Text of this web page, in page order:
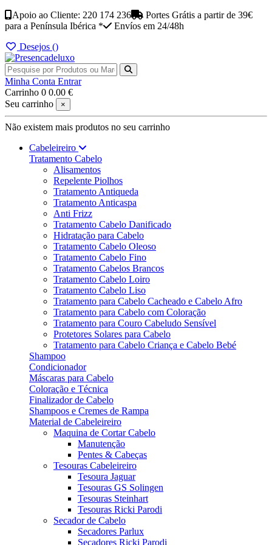
Apoio ao Cliente: 220 174 236
Portes Grátis a partir de 39€
para a Península Ibérica *
Envíos em 24/48h
Desejos ()
Minha Conta Entrar
Carrinho 0 0.00 €
Seu carrinho
×
Não existem mais produtos no seu carrinho
Cabeleireiro
Tratamento Cabelo
Alisamentos
Repelente Piolhos
Tratamento Antiqueda
Tratamento Anticaspa
Anti Frizz
Tratamento Cabelo Danificado
Hidratação para Cabelo
Tratamento Cabelo Oleoso
Tratamento Cabelo Fino
Tratamento Cabelos Brancos
Tratamento Cabelo Loiro
Tratamento Cabelo Liso
Tratamento para Cabelo Cacheado e Cabelo Afro
Tratamento para Cabelo com Coloração
Tratamento para Couro Cabeludo Sensível
Protetores Solares para Cabelo
Tratamento para Cabelo Criança e Cabelo Bebé
Shampoo
Condicionador
Máscaras para Cabelo
Coloração e Técnica
Finalizador de Cabelo
Shampoos e Cremes de Rampa
Material de Cabeleireiro
Maquina de Cortar Cabelo
Manutenção
Pentes & Cabeças
Tesouras Cabeleireiro
Tesoura Jaguar
Tesouras GS Solingen
Tesouras Steinhart
Tesouras Ricki Parodi
Secador de Cabelo
Secadores Parlux
Secadores Ricki Parodi